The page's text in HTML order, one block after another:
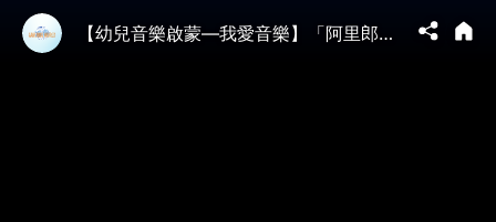
【幼兒音樂啟蒙—我愛音樂】「阿里郎」朝鮮民歌 二胡演奏